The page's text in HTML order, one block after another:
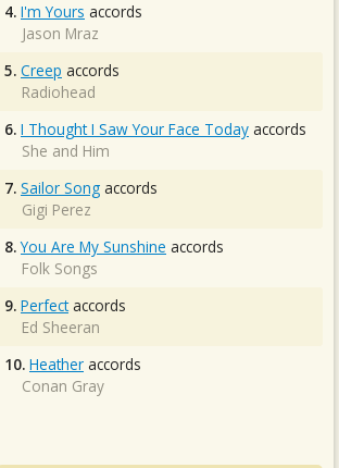
4. I'm Yours accords
Jason Mraz
5. Creep accords
Radiohead
6. I Thought I Saw Your Face Today accords
She and Him
7. Sailor Song accords
Gigi Perez
8. You Are My Sunshine accords
Folk Songs
9. Perfectaccords
Ed Sheeran
10. Heather accords
Conan Gray